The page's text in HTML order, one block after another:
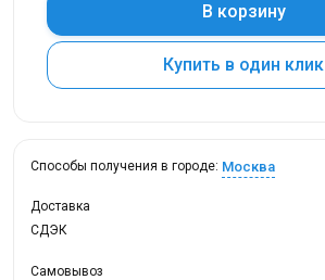
В корзину
Купить в один клик
Способы получения в городе: Москва
Доставка
СДЭК
Самовывоз